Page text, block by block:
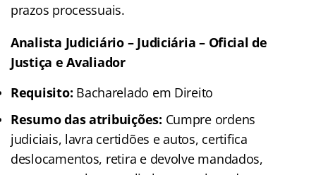
prazos processuais.
Analista Judiciário – Judiciária – Oficial de
Justiça e Avaliador
Requisito: Bacharelado em Direito
Resumo das atribuições: Cumpre ordens
judiciais, lavra certidões e autos, certifica
deslocamentos, retira e devolve mandados,